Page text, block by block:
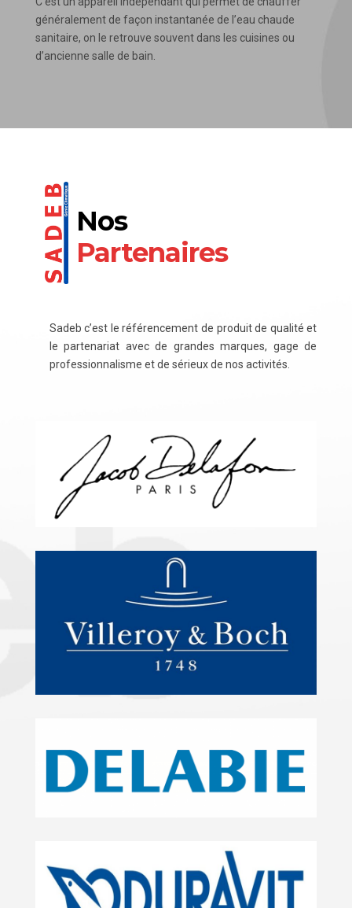
généralement de façon instantanée de l’eau chaude
sanitaire, on le retrouve souvent dans les cuisines ou
d’ancienne salle de bain.
Nos
Partenaires
Sadeb c’est le référencement de produit de qualité et
le partenariat avec de grandes marques, gage de
professionnalisme et de sérieux de nos activités.